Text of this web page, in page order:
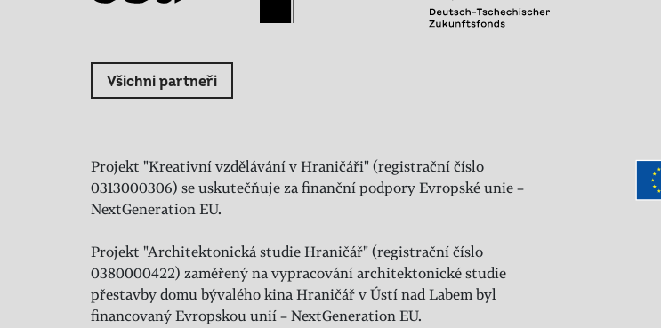
Všichni partneři
Projekt "Kreativní vzdělávání v Hraničáři" (registrační číslo
0313000306) se uskutečňuje za finanční podpory Evropské unie –
NextGeneration EU.
Projekt "Architektonická studie Hraničář" (registrační číslo
0380000422) zaměřený na vypracování architektonické studie
přestavby domu bývalého kina Hraničář v Ústí nad Labem byl
financovaný Evropskou unií – NextGeneration EU.